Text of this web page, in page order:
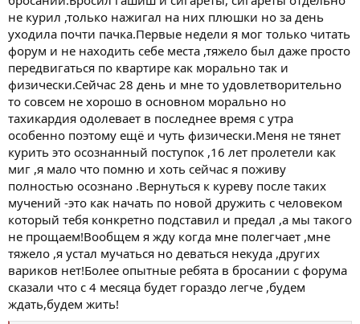
не курил ,только нажигал на них плюшки но за день
уходила почти пачка.Первые недели я мог только читать
форум и не находить себе места ,тяжело был даже просто
передвигаться по квартире как морально так и
физически.Сейчас 28 день и мне то удовлетворительно
то совсем не хорошо в основном морально но
тахикардия одолевает в последнее время с утра
особенно поэтому ещё и чуть физически.Меня не тянет
курить это осознанный поступок ,16 лет пролетели как
миг ,я мало что помню и хоть сейчас я поживу
полностью осознано .Вернуться к куреву после таких
мучений -это как начать по новой дружить с человеком
который тебя конкретно подставил и предал ,а мы такого
не прощаем!Вообщем я жду когда мне полегчает ,мне
тяжело ,я устал мучаться но деваться некуда ,других
вариков нет!Более опытные ребята в бросании с форума
сказали что с 4 месяца будет гораздо легче ,будем
ждать,будем жить!